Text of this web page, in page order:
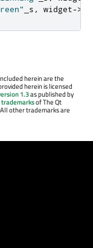
_s , widget->
herein are the
herein is licensed
1.3as published by
trademarksof The Qt
other trademarks are